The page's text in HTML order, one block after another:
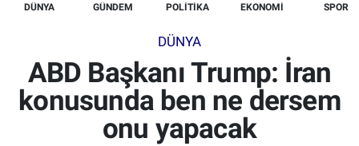
DÜNYA GÜNDEM POLİTİKA EKONOMİ SPOR
DÜNYA
ABD Başkanı Trump: İran
konusunda ben ne dersem
onu yapacak